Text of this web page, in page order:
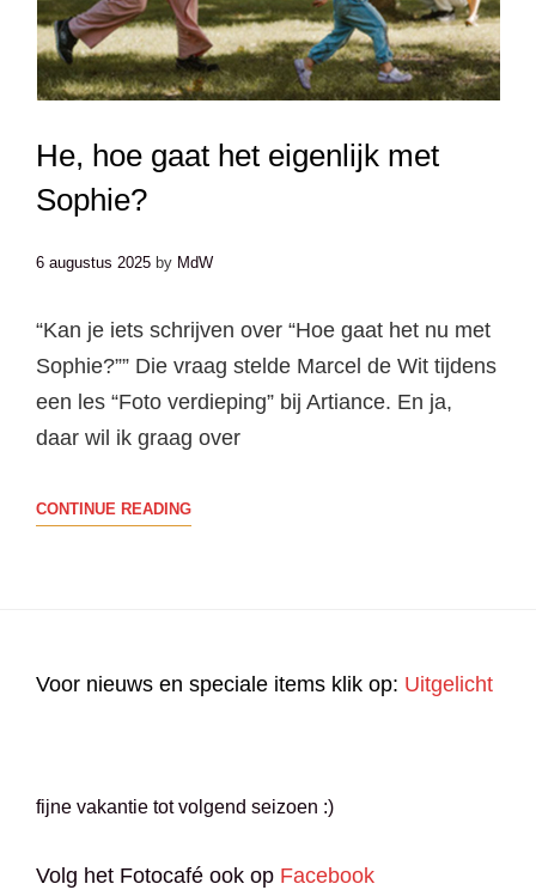
He, hoe gaat het eigenlijk met
Sophie?
6 augustus 2025 by MdW
“Kan je iets schrijven over “Hoe gaat het nu met
Sophie?”” Die vraag stelde Marcel de Wit tijdens
een les “Foto verdieping” bij Artiance. En ja,
daar wil ik graag over
CONTINUE READINGHE,
SOPHIE?
Voor nieuws en speciale items klik op: Uitgelicht
fijne vakantie tot volgend seizoen :)
Volg het Fotocafé ook op Facebook